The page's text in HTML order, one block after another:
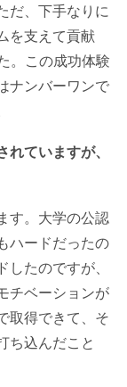
だ、下手なりに
を支えて貢献
。この成功体験
ナンバーワンで
ていますが、
す。大学の公認
ハードだったの
たのですが、
チベーションが
取得できて、そ
ち込んだこと